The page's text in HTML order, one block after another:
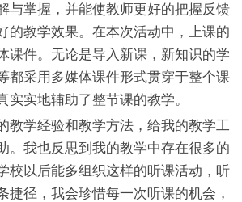
与掌握，并能使教师更好的把握反馈
的教学效果。在本次活动中，上课的
课件。无论是导入新课，新知识的学
都采用多媒体课件形式贯穿于整个课
实实地辅助了整节课的教学。
教学经验和教学方法，给我的教学工
。我也反思到我的教学中存在很多的
校以后能多组织这样的听课活动，听
捷径，我会珍惜每一次听课的机会，